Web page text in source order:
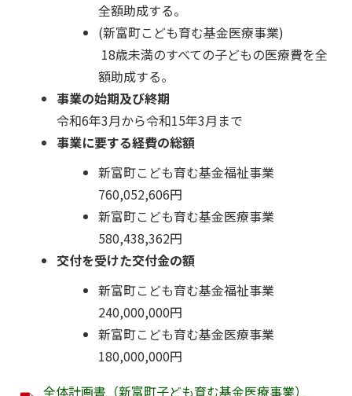
全額助成する。
(新富町こども育む基金医療事業)
18歳未満のすべての子どもの医療費を全
額助成する。
事業の始期及び終期
令和6年3月から令和15年3月まで
事業に要する経費の総額
新富町こども育む基金福祉事業
760,052,606円
新富町こども育む基金医療事業
580,438,362円
交付を受けた交付金の額
新富町こども育む基金福祉事業
240,000,000円
新富町こども育む基金医療事業
180,000,000円
全体計画書（新富町子ども育む基金医療事業）